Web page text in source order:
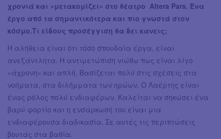
χρονιά και «μετακομίζει» στο θέατρο Altera Pars. Ένα
έργο από τα σημαντικότερα και πιο γνωστά στον
κόσμο.Τι είδους προσέγγιση θα δει κανεις;
Η αλήθεια είναι ότι τόσο σπουδαία έργα, είναι
ανεξάντλητα. Η αντιμετώπιση νιώθω πως είναι λίγο
«άχρονη» και απλή. Βασίζεται πολύ στις σχέσεις στα
νοήματα, στα διλήμματα των ηρώων. Ο Λαέρτης είναι
ένας ρόλος πολύ ενδιαφέρων. Καλείται να σηκώσει ένα
βαρύ φορτίο και η ενσάρκωσή του είναι μια
ενδιαφέρουσα διαδικασία. Σε αυτές τις περιπτώσεις
βουτάς στα βαθία.